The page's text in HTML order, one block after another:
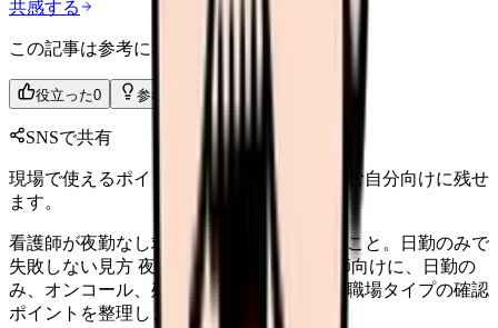
共感する
この記事は参考になりましたか？
役立った0 参考になった
SNSで共有
現場で使えるポイントを、同僚やあとで読む自分向けに残せ
ます。
看護師が夜勤なし求人を探す前に確認すること。日勤のみで
失敗しない見方 夜勤なし求人を探す看護師向けに、日勤の
み、オンコール、残業、土日勤務、年収、職場タイプの確認
ポイントを整理します。